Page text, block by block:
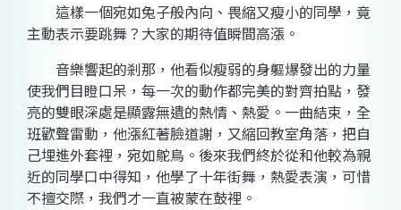
這樣一個宛如兔子般內向、畏縮又瘦小的同學，竟
主動表示要跳舞？大家的期待值瞬間高漲。
音樂響起的剎那，他看似瘦弱的身軀爆發出的力量
使我們目瞪口呆，每一次的動作都完美的對齊拍點，發
亮的雙眼深處是顯露無遺的熱情、熱愛。一曲結束，全
班歡聲雷動，他漲紅著臉道謝，又縮回教室角落，把自
己埋進外套裡，宛如鴕鳥。後來我們終於從和他較為親
近的同學口中得知，他學了十年街舞，熱愛表演，可惜
不擅交際，我們才一直被蒙在鼓裡。